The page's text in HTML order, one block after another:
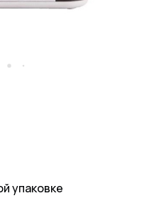
упаковке